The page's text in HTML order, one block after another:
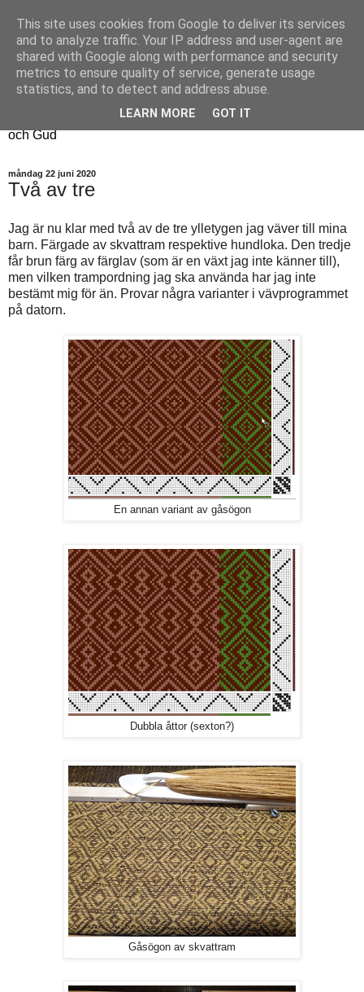
Fyren
Fyren finns för att sprida ljus i mörkret
För att påminna om guldkanterna i tillvaron
Här samsas jakt, hantverk, odling, och andra tankar om livet
och Gud
måndag 22 juni 2020
Två av tre
Jag är nu klar med två av de tre ylletygen jag väver till mina
barn. Färgade av skvattram respektive hundloka. Den tredje
får brun färg av färglav (som är en växt jag inte känner till),
men vilken trampordning jag ska använda har jag inte
bestämt mig för än. Provar några varianter i vävprogrammet
på datorn.
En annan variant av gåsögon
Dubbla åttor (sexton?)
Gåsögon av skvattram
This site uses cookies from Google to deliver its services
and to analyze traffic. Your IP address and user-agent are
shared with Google along with performance and security
metrics to ensure quality of service, generate usage
statistics, and to detect and address abuse.
LEARN MORE GOT IT